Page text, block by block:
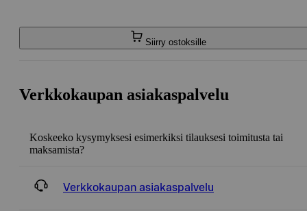
Siirry ostoksille
Verkkokaupan asiakaspalvelu
Koskeeko kysymyksesi esimerkiksi tilauksesi toimitusta tai
maksamista?
Verkkokaupan asiakaspalvelu